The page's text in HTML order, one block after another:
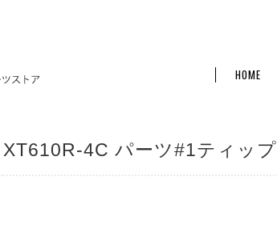
HOME
XT610R-4C パーツ#1ティップ